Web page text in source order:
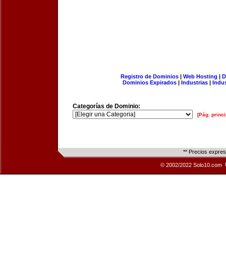
Registro de Dominios| Web Hosting |
Dominios Expirados | Industrias |
Categorías de Dominio:
[Pág.
** Precios
© 2002/2022 Solo10.com